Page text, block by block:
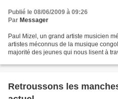
Publié le 08/06/2009 à 09:26
Par Messager
Paul Mizel, un grand artiste musicien
artistes méconnus de la musique
majorité des jeunes qui nous lisent à
Retroussons les